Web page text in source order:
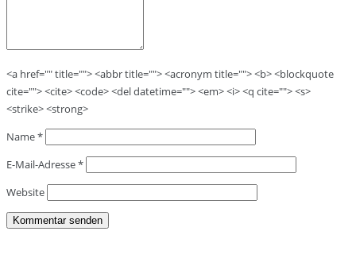
<a href="" title=""> <abbr title=""> <acronym title=""> <b> <blockquote
cite=""> <cite> <code> <del datetime=""> <em> <i> <q cite=""> <s>
<strike> <strong>
Name*
E-Mail-Adresse*
Website